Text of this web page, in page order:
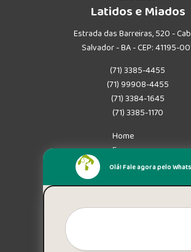
Latidos e Miados
Estrada das Barreiras, 520 -
Salvador - BA - CEP: 41195-
(71) 3385-4455
(71) 99908-4455
(71) 3384-1645
(71) 3385-1170
Home
Empresa
Missão
Mapa do site
Olá! Fale agora pelo